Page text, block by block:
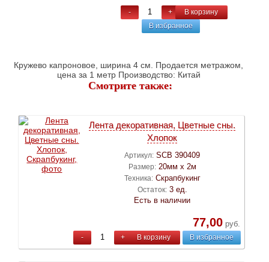
- +
В корзину
В избранное
Кружево капроновое, ширина 4 см. Продается метражом,
цена за 1 метр Производство: Китай
Смотрите также:
Лента декоративная, Цветные сны.
Хлопок
Артикул: SCB 390409
Размер: 20мм х 2м
Техника: Скрапбукинг
Остаток: 3 ед.
Есть в наличии
77,00руб.
- + В корзину В избранное